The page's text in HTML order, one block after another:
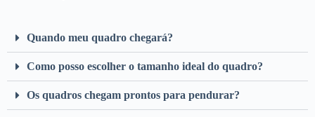
Quando meu quadro chegará?
Como posso escolher o tamanho ideal do quadro?
Os quadros chegam prontos para pendurar?